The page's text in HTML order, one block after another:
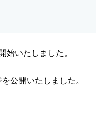
始いたしました。
公開いたしました。